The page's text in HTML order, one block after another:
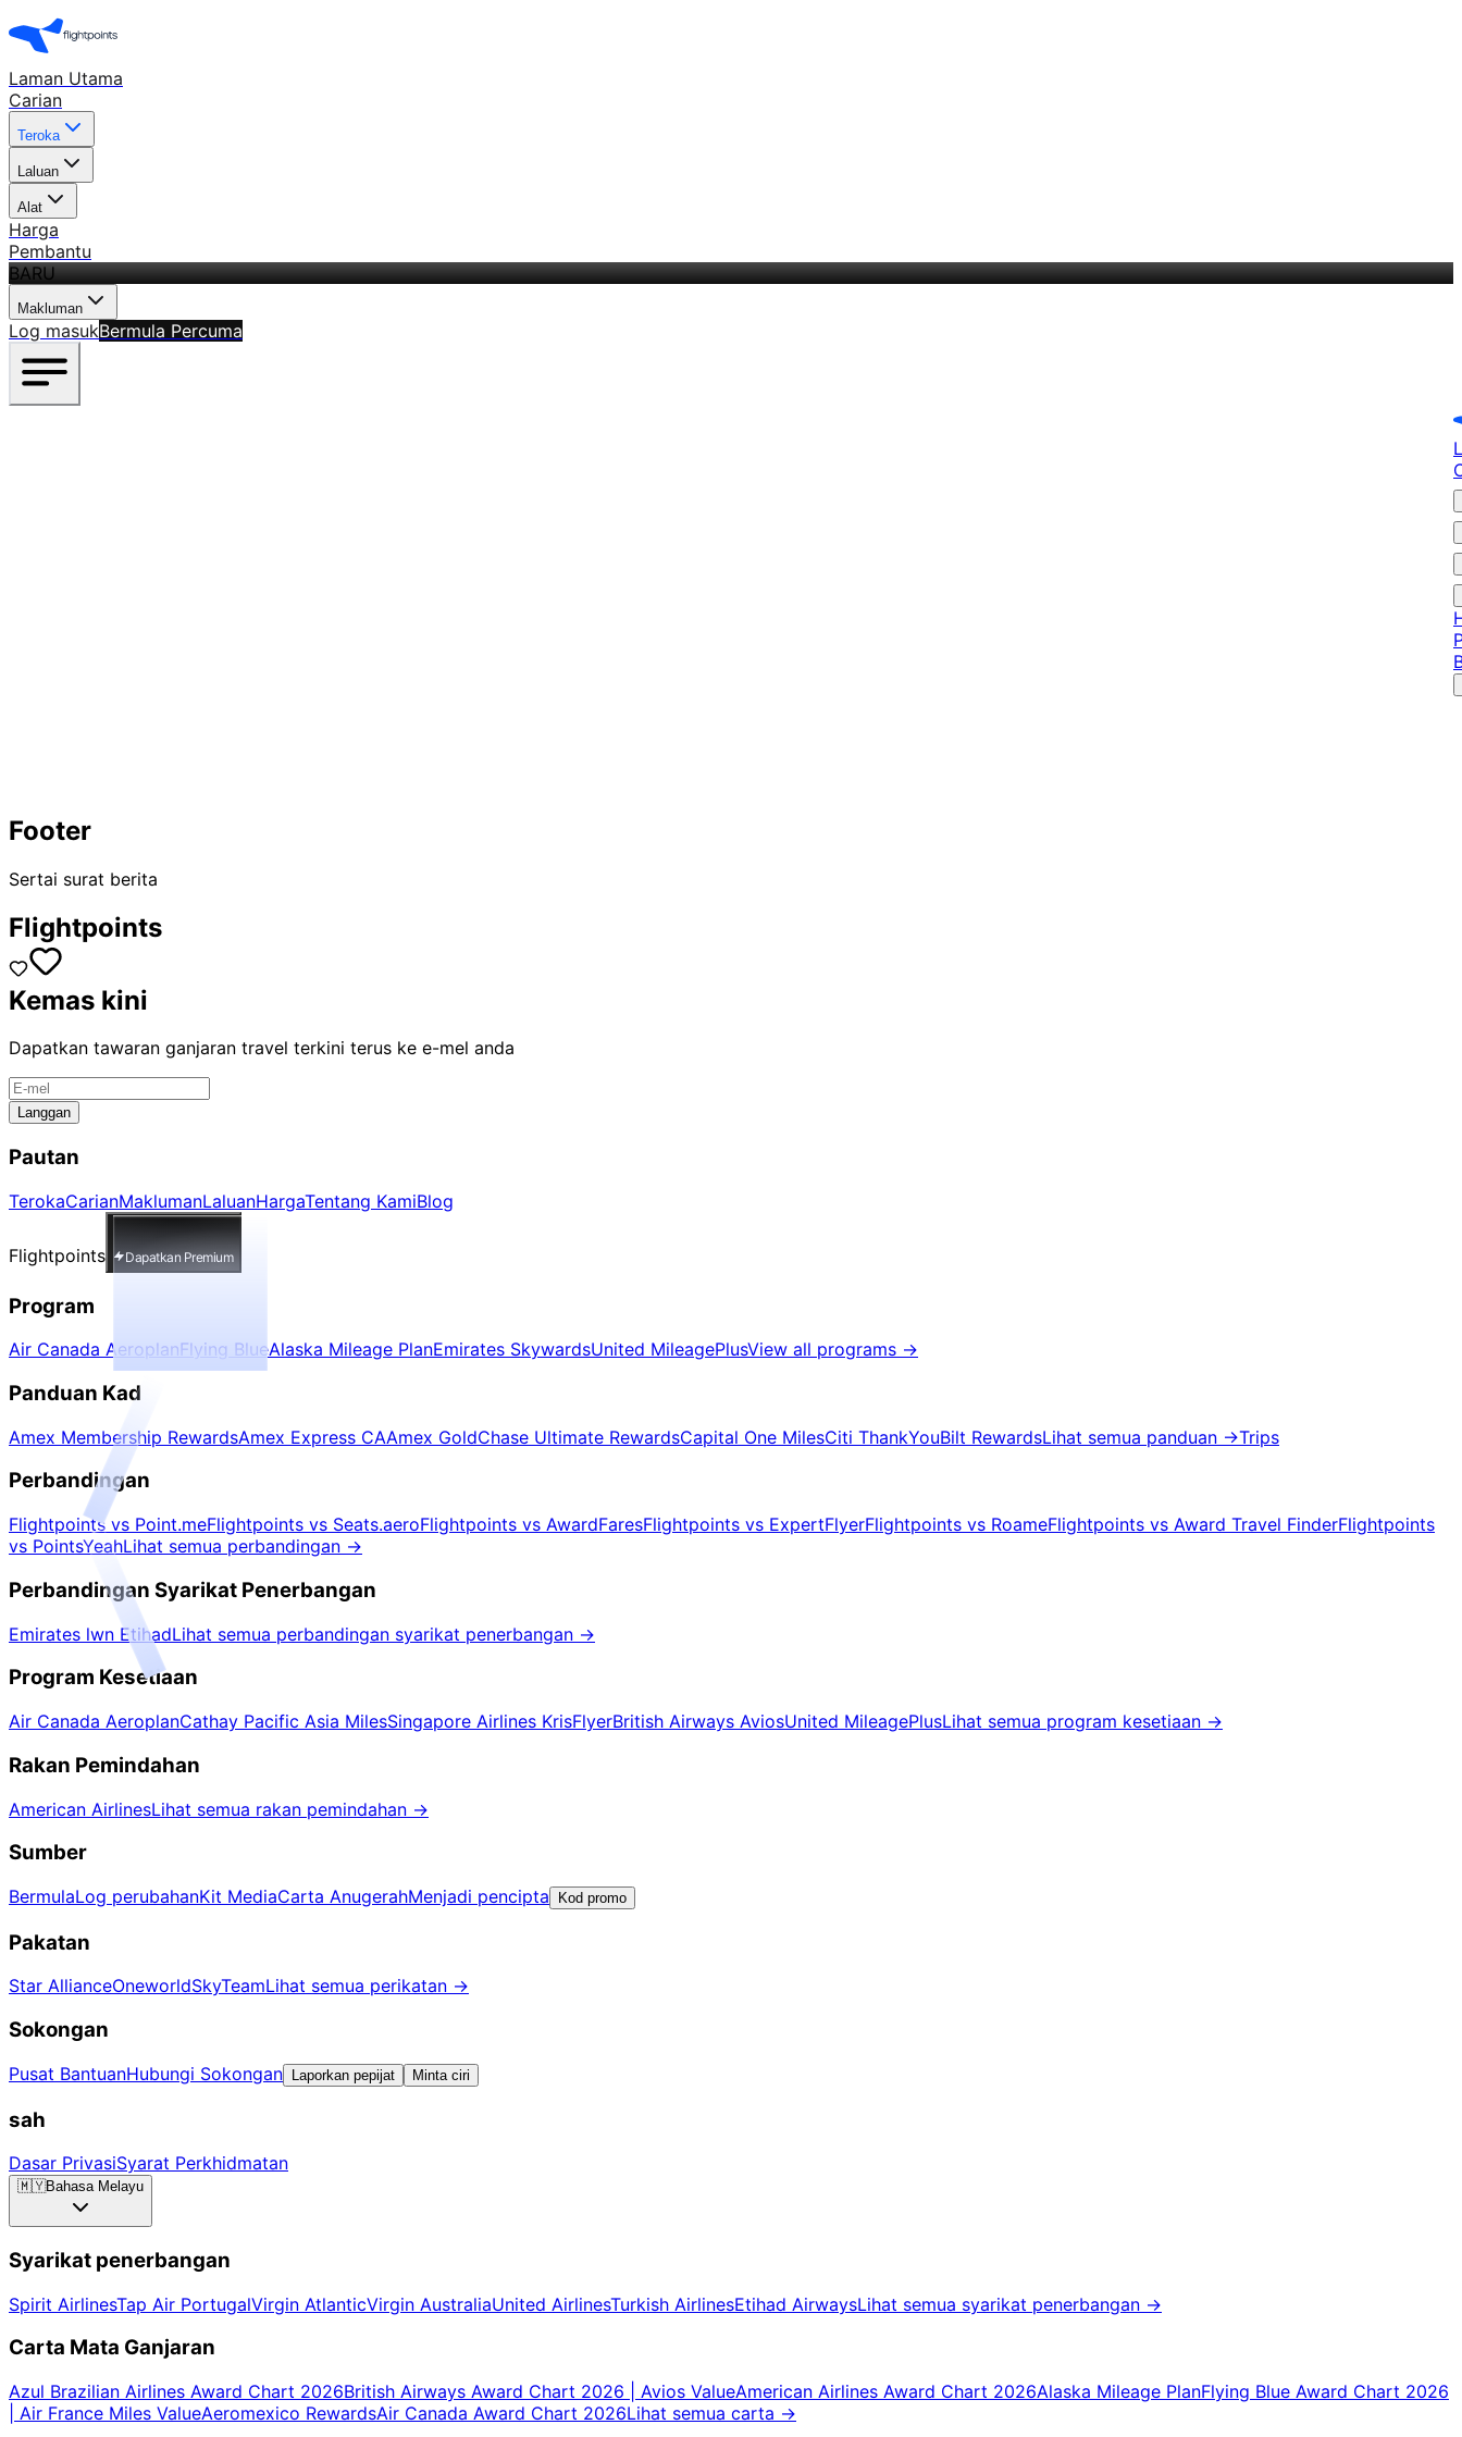
Laman Utama
Carian
Teroka
Laluan
Alat
Harga
Pembantu
BARU
Makluman
Log masukBermula Percuma
Footer
Sertai surat berita
Flightpoints
Kemas kini
Dapatkan tawaran ganjaran travel terkini terus ke e-mel anda
Langgan
Pautan
TerokaCarianMaklumanLaluanHargaTentang KamiBlog
Flightpoints Dapatkan Premium
Program
Air Canada AeroplanFlying BlueAlaska Mileage PlanEmirates SkywardsUnited MileagePlusView all programs →
Panduan Kad
Amex Membership RewardsAmex Express CAAmex GoldChase Ultimate RewardsCapital One MilesCiti ThankYouBilt RewardsLihat semua panduan →Trips
Perbandingan
Flightpoints vs Point.meFlightpoints vs Seats.aeroFlightpoints vs AwardFaresFlightpoints vs ExpertFlyerFlightpoints vs RoameFlightpoints vs Award Travel FinderFlightpoints
vs PointsYeahLihat semua perbandingan →
Perbandingan Syarikat Penerbangan
Emirates lwn EtihadLihat semua perbandingan syarikat penerbangan →
Program Kesetiaan
Air Canada AeroplanCathay Pacific Asia MilesSingapore Airlines KrisFlyerBritish Airways AviosUnited MileagePlusLihat semua program kesetiaan →
Rakan Pemindahan
American AirlinesLihat semua rakan pemindahan →
Sumber
BermulaLog perubahanKit MediaCarta AnugerahMenjadi pencipta Kod promo
Pakatan
Star AllianceOneworldSkyTeamLihat semua perikatan →
Sokongan
Pusat BantuanHubungi Sokongan Laporkan pepijat Minta ciri
sah
Dasar PrivasiSyarat Perkhidmatan
🇲🇾Bahasa Melayu
Syarikat penerbangan
Spirit AirlinesTap Air PortugalVirgin AtlanticVirgin AustraliaUnited AirlinesTurkish AirlinesEtihad AirwaysLihat semua syarikat penerbangan →
Carta Mata Ganjaran
Azul Brazilian Airlines Award Chart 2026British Airways Award Chart 2026 | Avios ValueAmerican Airlines Award Chart 2026Alaska Mileage PlanFlying Blue Award Chart 2026
| Air France Miles ValueAeromexico RewardsAir Canada Award Chart 2026Lihat semua carta →